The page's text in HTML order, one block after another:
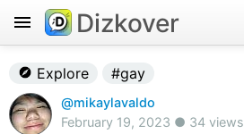
Dizkover
Explore #gay
@mikaylavaldo
February 19, 2023 ● 34 views